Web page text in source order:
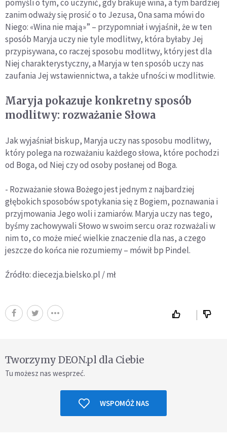
pomyśli o tym, co uczynić, gdy brakuje wina, a tym bardziej
zanim odważy się prosić o to Jezusa, Ona sama mówi do
Niego: «Wina nie mają»” – przypomniał i wyjaśnił, że w ten
sposób Maryja uczy nie tyle modlitwy, która byłaby Jej
przypisywana, co raczej sposobu modlitwy, który jest dla
Niej charakterystyczny, a Maryja w ten sposób uczy nas
zaufania Jej wstawiennictwa, a także ufności w modlitwie.
Maryja pokazuje konkretny sposób
modlitwy: rozważanie Słowa
Jak wyjaśniał biskup, Maryja uczy nas sposobu modlitwy,
który polega na rozważaniu każdego słowa, które pochodzi
od Boga, od Niej czy od osoby posłanej od Boga.
- Rozważanie słowa Bożego jest jednym z najbardziej
głębokich sposobów spotykania się z Bogiem, poznawania i
przyjmowania Jego woli i zamiarów. Maryja uczy nas tego,
byśmy zachowywali Słowo w swoim sercu oraz rozważali w
nim to, co może mieć wielkie znaczenie dla nas, a czego
jeszcze do końca nie rozumiemy – mówił bp Pindel.
Źródło: diecezja.bielsko.pl / mł
Tworzymy DEON.pl dla Ciebie
Tu możesz nas wesprzeć.
WSPOMÓŻ NAS